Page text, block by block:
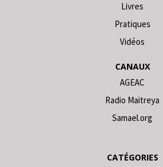
Livres
Pratiques
Vidéos
CANAUX
AGEAC
Radio Maitreya
Samael.org
CATÉGORIES